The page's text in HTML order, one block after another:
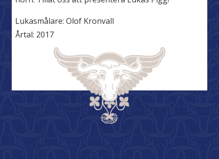
Lukasmålare: Olof Kronvall
Årtal: 2017